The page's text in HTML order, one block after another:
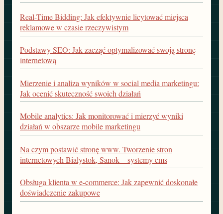
Real-Time Bidding: Jak efektywnie licytować miejsca
reklamowe w czasie rzeczywistym
Podstawy SEO: Jak zacząć optymalizować swoją stronę
internetową
Mierzenie i analiza wyników w social media marketingu:
Jak ocenić skuteczność swoich działań
Mobile analytics: Jak monitorować i mierzyć wyniki
działań w obszarze mobile marketingu
Na czym postawić stronę www. Tworzenie stron
internetowych Białystok, Sanok – systemy cms
Obsługa klienta w e-commerce: Jak zapewnić doskonałe
doświadczenie zakupowe